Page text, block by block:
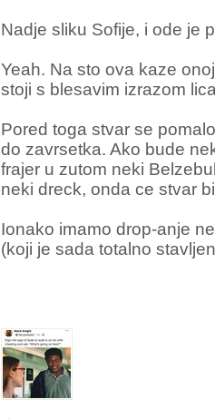
Nadje sliku Sofije, i ode je
Yeah. Na sto ova kaze
stoji s blesavim izrazom
Pored toga stvar se
do zavrsetka. Ako bude
frajer u zutom neki
neki dreck, onda ce stvar
Ionako imamo drop-anje
(koji je sada totalno